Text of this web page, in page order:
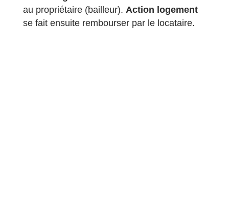
au propriétaire (bailleur). Action logement
se fait ensuite rembourser par le locataire.